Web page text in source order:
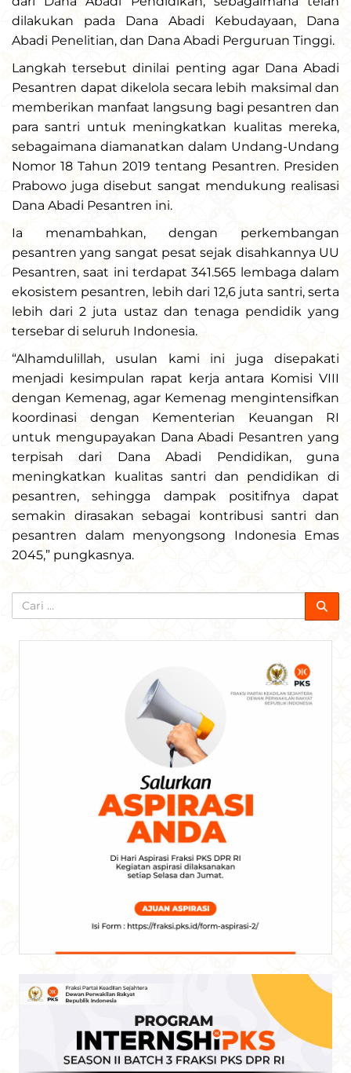
dilakukan pada Dana Abadi Kebudayaan, Dana
Abadi Penelitian, dan Dana Abadi Perguruan Tinggi.
Langkah tersebut dinilai penting agar Dana Abadi
Pesantren dapat dikelola secara lebih maksimal dan
memberikan manfaat langsung bagi pesantren dan
para santri untuk meningkatkan kualitas mereka,
sebagaimana diamanatkan dalam Undang-Undang
Nomor 18 Tahun 2019 tentang Pesantren. Presiden
Prabowo juga disebut sangat mendukung realisasi
Dana Abadi Pesantren ini.
Ia menambahkan, dengan perkembangan
pesantren yang sangat pesat sejak disahkannya UU
Pesantren, saat ini terdapat 341.565 lembaga dalam
ekosistem pesantren, lebih dari 12,6 juta santri, serta
lebih dari 2 juta ustaz dan tenaga pendidik yang
tersebar di seluruh Indonesia.
“Alhamdulillah, usulan kami ini juga disepakati
menjadi kesimpulan rapat kerja antara Komisi VIII
dengan Kemenag, agar Kemenag mengintensifkan
koordinasi dengan Kementerian Keuangan RI
untuk mengupayakan Dana Abadi Pesantren yang
terpisah dari Dana Abadi Pendidikan, guna
meningkatkan kualitas santri dan pendidikan di
pesantren, sehingga dampak positifnya dapat
semakin dirasakan sebagai kontribusi santri dan
pesantren dalam menyongsong Indonesia Emas
2045,” pungkasnya.